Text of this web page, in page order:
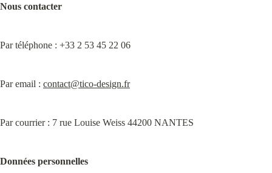
Nous contacter
Par téléphone : +33 2 53 45 22 06
Par email : contact@tico-design.fr
Par courrier : 7 rue Louise Weiss 44200 NANTES
Données personnelles